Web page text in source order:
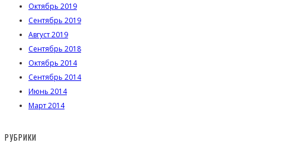
Октябрь 2019
Сентябрь 2019
Август 2019
Сентябрь 2018
Октябрь 2014
Сентябрь 2014
Июнь 2014
Март 2014
РУБРИКИ